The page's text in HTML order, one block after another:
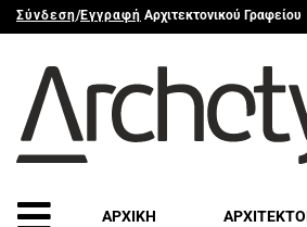
Σύνδεση/Εγγραφή Αρχιτεκτονικού Γραφείου
ΑΡΧΙΚΗ